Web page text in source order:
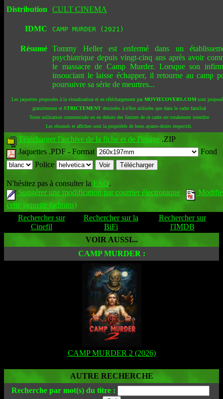
Distribution
CULT CINEMA
IDMC CAMP MURDER (2021)
Résumé Tommy Heller est enfermé dans un
psychiatrique depuis vingt-cinq ans après avoir
le massacre de Camp Murder. Lorsque son
insouciant le laisse échapper, il retourne au camp
poursuivre sa série de meurtres...
Les jaquettes proposées à la visualisation et en téléchargement parMOVIECOVERS.COMsont
gratuitement et STRICTEMENTdestinées à n'être utilisées que dans le cadre familial
Toute utilisation commerciale ou en dehors des limites de ce cadre est totalement interdite
Les résumés et affiches sont la propriétés de leurs ayants-droits respectifs.
Télécharger l'archive de la fiche et de l'image .ZIP
Jaquettes .PDF - Format
Fond
Police
N'hésitez pas à consulter la FAQ.
Suggérer une modification par courrier électronique
cette jaquette (admins)
Rechercher sur
Cinefil
Rechercher sur la
BiFi
Rechercher sur
l'IMDB
VOIR AUSSI...
CAMP MURDER :
CAMP MURDER 2 (2026)
AUTRE RECHERCHE
Recherche par mot(s) du titre :